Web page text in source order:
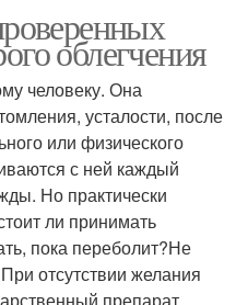
облегчения
человеку. Она
усталости, после
или физического
с ней каждый
Но практически
ли принимать
пока переболит?Не
отсутствии желания